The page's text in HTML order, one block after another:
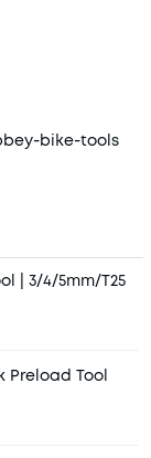
bike-tools
| 3/4/5mm/t25
Preload Tool